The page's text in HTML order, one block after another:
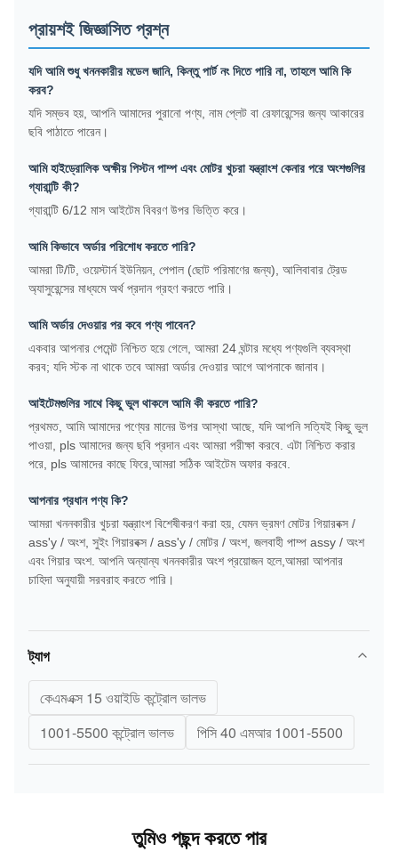
প্রায়শই জিজ্ঞাসিত প্রশ্ন
যদি আমি শুধু খননকারীর মডেল জানি, কিন্তু পার্ট নং দিতে পারি না, তাহলে আমি কি
করব?
যদি সম্ভব হয়, আপনি আমাদের পুরানো পণ্য, নাম প্লেট বা রেফারেন্সের জন্য আকারের
ছবি পাঠাতে পারেন।
আমি হাইড্রোলিক অক্ষীয় পিস্টন পাম্প এবং মোটর খুচরা যন্ত্রাংশ কেনার পরে অংশগুলির
গ্যারান্টি কী?
গ্যারান্টি 6/12 মাস আইটেম বিবরণ উপর ভিত্তি করে।
আমি কিভাবে অর্ডার পরিশোধ করতে পারি?
আমরা টি/টি, ওয়েস্টার্ন ইউনিয়ন, পেপাল (ছোট পরিমাণের জন্য), আলিবাবার ট্রেড
অ্যাসুরেন্সের মাধ্যমে অর্থ প্রদান গ্রহণ করতে পারি।
আমি অর্ডার দেওয়ার পর কবে পণ্য পাবেন?
একবার আপনার পেমেন্ট নিশ্চিত হয়ে গেলে, আমরা 24 ঘন্টার মধ্যে পণ্যগুলি ব্যবস্থা
করব; যদি স্টক না থাকে তবে আমরা অর্ডার দেওয়ার আগে আপনাকে জানাব।
আইটেমগুলির সাথে কিছু ভুল থাকলে আমি কী করতে পারি?
প্রথমত, আমি আমাদের পণ্যের মানের উপর আস্থা আছে, যদি আপনি সত্যিই কিছু ভুল
পাওয়া, pls আমাদের জন্য ছবি প্রদান এবং আমরা পরীক্ষা করবে. এটা নিশ্চিত করার
পরে, pls আমাদের কাছে ফিরে,আমরা সঠিক আইটেম অফার করবে.
আপনার প্রধান পণ্য কি?
আমরা খননকারীর খুচরা যন্ত্রাংশ বিশেষীকরণ করা হয়, যেমন ভ্রমণ মোটর গিয়ারবক্স /
ass'y / অংশ, সুইং গিয়ারবক্স / ass'y / মোটর / অংশ, জলবাহী পাম্প assy / অংশ
এবং গিয়ার অংশ. আপনি অন্যান্য খননকারীর অংশ প্রয়োজন হলে,আমরা আপনার
চাহিদা অনুযায়ী সরবরাহ করতে পারি।
ট্যাগ
কেএমএক্স 15 ওয়াইডি কন্ট্রোল ভালভ
1001-5500 কন্ট্রোল ভালভ
পিসি 40 এমআর 1001-5500
তুমিও পছন্দ করতে পার